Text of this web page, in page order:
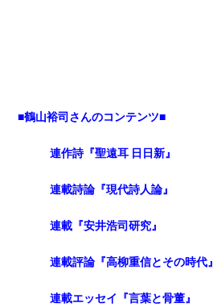
■鶴山裕司さんのコンテンツ■
連作詩『聖遠耳 日日新』
連載詩論『現代詩人論』
連載『安井浩司研究』
連載評論『高柳重信とその時代』
連載エッセイ『言葉と骨董』